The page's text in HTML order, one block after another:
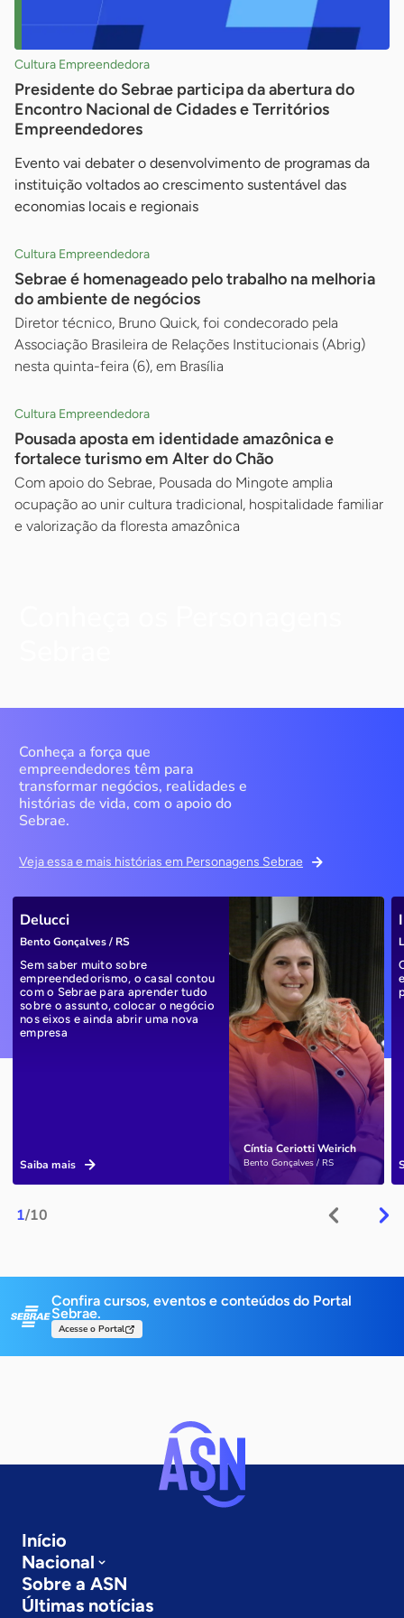
Cultura Empreendedora
Presidente do Sebrae participa da abertura do
Encontro Nacional de Cidades e Territórios
Empreendedores
Evento vai debater o desenvolvimento de programas da
instituição voltados ao crescimento sustentável das
economias locais e regionais
Cultura Empreendedora
Sebrae é homenageado pelo trabalho na melhoria
do ambiente de negócios
Diretor técnico, Bruno Quick, foi condecorado pela
Associação Brasileira de Relações Institucionais (Abrig)
nesta quinta-feira (6), em Brasília
Cultura Empreendedora
Pousada aposta em identidade amazônica e
fortalece turismo em Alter do Chão
Com apoio do Sebrae, Pousada do Mingote amplia
ocupação ao unir cultura tradicional, hospitalidade familiar
e valorização da floresta amazônica
Conheça a força que
empreendedores têm para
transformar negócios, realidades e
histórias de vida, com o apoio do
Sebrae.
Veja essa e mais histórias em Personagens Sebrae
1/10
Cíntia Ceriotti Weirich
Bento Gonçalves / RS
Delucci
Bento Gonçalves / RS
Sem saber muito sobre
empreendedorismo, o casal contou
com o Sebrae para aprender tudo
sobre o assunto, colocar o negócio
nos eixos e ainda abrir uma nova
empresa
Saiba mais
Confira cursos, eventos e conteúdos do Portal
Sebrae.
Acesse o Portal
Início
Nacional
Sobre a ASN
Últimas notícias